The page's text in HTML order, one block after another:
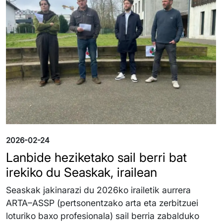
2026-02-24
Lanbide heziketako sail berri bat
irekiko du Seaskak, irailean
Seaskak jakinarazi du 2026ko irailetik aurrera
ARTA–ASSP (pertsonentzako arta eta zerbitzuei
loturiko baxo profesionala) sail berria zabalduko